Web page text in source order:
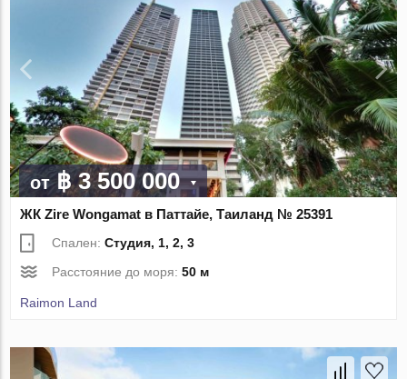
от฿ 3 500 000
ЖК Zire Wongamat в Паттайе, Таиланд № 25391
Спален:Студия, 1, 2, 3
Расстояние до моря:50 м
Raimon Land